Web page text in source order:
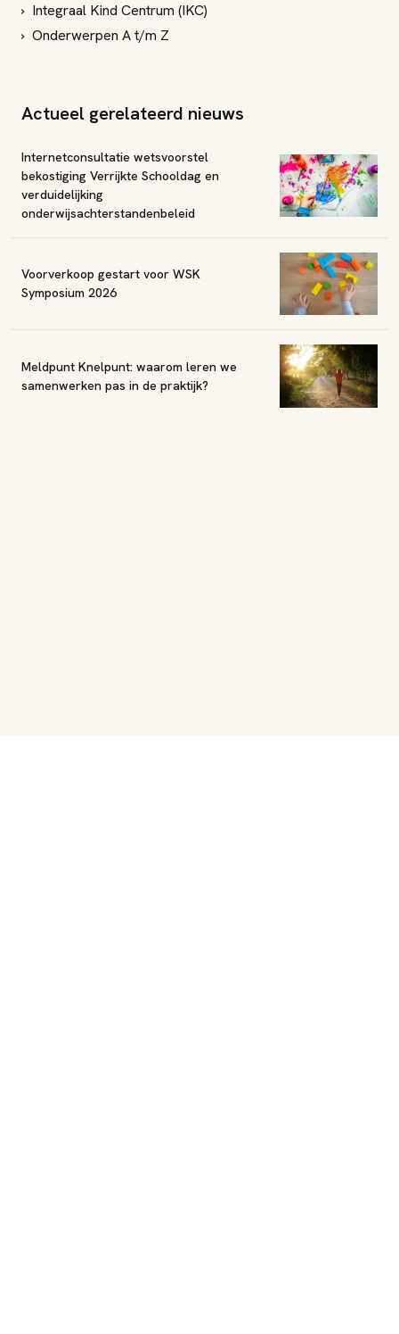
Integraal Kind Centrum (IKC)
Onderwerpen A t/m Z
Actueel gerelateerd nieuws
Internetconsultatie wetsvoorstel
bekostiging Verrijkte Schooldag en
verduidelijking
onderwijsachterstandenbeleid
Voorverkoop gestart voor WSK
Symposium 2026
Meldpunt Knelpunt: waarom leren we
samenwerken pas in de praktijk?